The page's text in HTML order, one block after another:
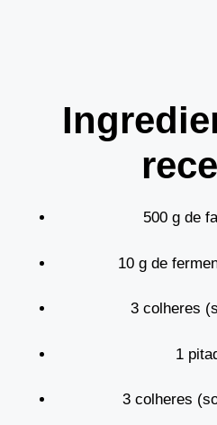
500 g de
10 g de
3 colheres
1
3 colheres